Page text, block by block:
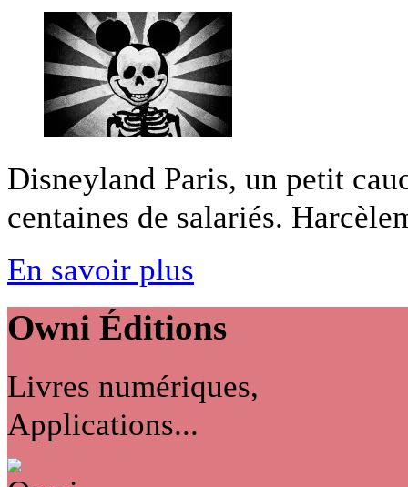
Disneyland Paris, un petit
centaines de salariés.
En savoir plus
Owni Éditions
Livres numériques,
Applications...